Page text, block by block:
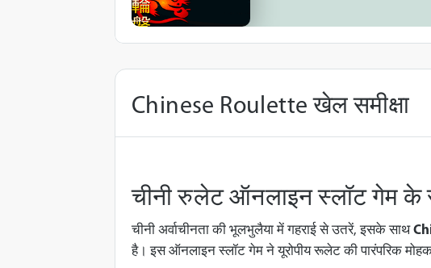
Chinese Roulette खेल समीक्षा
चीनी रुलेट ऑनलाइन स्लॉट गेम के
चीनी अर्वाचीनता की भूलभुलैया में गहराई से उतरें, इसके साथ
है। इस ऑनलाइन स्लॉट गेम ने यूरोपीय रूलेट की पारंपरिक